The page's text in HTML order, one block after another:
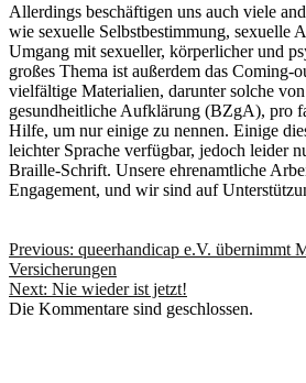
Allerdings beschäftigen uns auch viele
wie sexuelle Selbstbestimmung, sexuelle
Umgang mit sexueller, körperlicher und
großes Thema ist außerdem das Coming-
vielfältige Materialien, darunter solche
gesundheitliche Aufklärung (BZgA), pro
Hilfe, um nur einige zu nennen. Einige
leichter Sprache verfügbar, jedoch leider
Braille-Schrift. Unsere ehrenamtliche
Engagement, und wir sind auf
Beitragsnavigation
Previous: queerhandicap e.V. übernimmt
Versicherungen
Next: Nie wieder ist jetzt!
Die Kommentare sind geschlossen.